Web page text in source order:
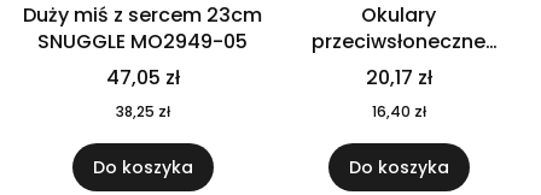
Duży miś z sercem 23cm
SNUGGLE MO2949-05
47,05 zł
38,25 zł
Do koszyka
Okulary
przeciwsłoneczne
CALIFORNIA TOUCH
MO9617-10
20,17 zł
16,40 zł
Do koszyka